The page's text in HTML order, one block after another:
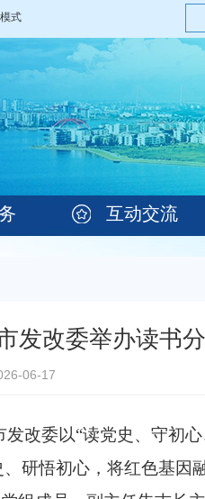
式
互动交流
发改委举办读书
06-17
改委以“读党史、守初
研悟初心，将红色基因